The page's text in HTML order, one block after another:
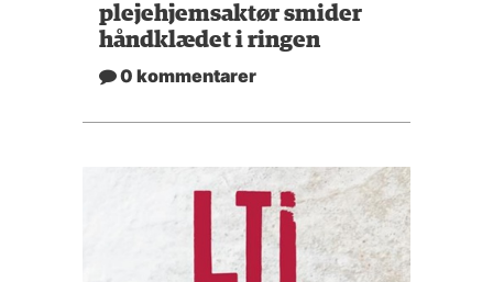
plejehjemsaktør smider
håndklædet i ringen
0 kommentarer